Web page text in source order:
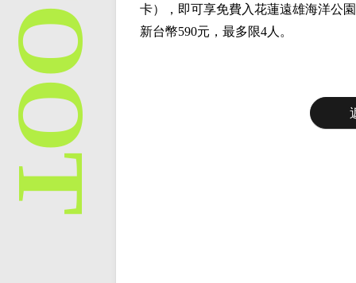
卡），即可享免費入花蓮遠雄海洋公
新台幣590元，最多限4人。